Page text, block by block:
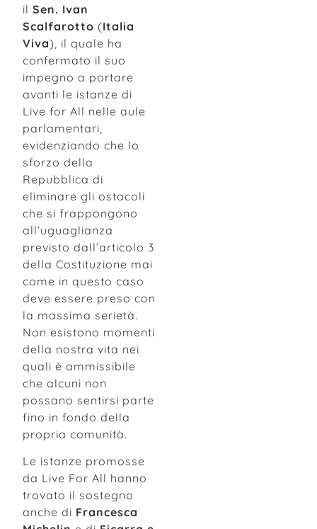
il Sen. Ivan
Scalfarotto (Italia
Viva), il quale ha
confermato il suo
impegno a portare
avanti le istanze di
Live for All nelle aule
parlamentari,
evidenziando che lo
sforzo della
Repubblica di
eliminare gli ostacoli
che si frappongono
all’uguaglianza
previsto dall’articolo 3
della Costituzione mai
come in questo caso
deve essere preso con
la massima serietà.
Non esistono momenti
della nostra vita nei
quali è ammissibile
che alcuni non
possano sentirsi parte
fino in fondo della
propria comunità.
Le istanze promosse
da Live For All hanno
trovato il sostegno
anche di Francesca